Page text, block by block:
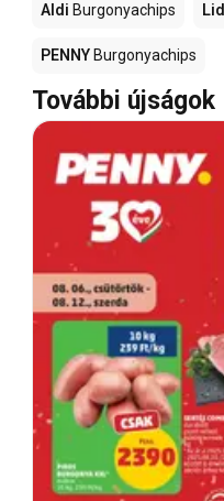
Aldi Burgonyachips Lidl
PENNY Burgonyachips
További újságok